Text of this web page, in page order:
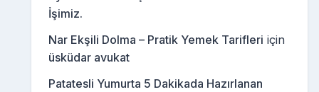
İşimiz.
Nar Ekşili Dolma – Pratik Yemek Tarifleri için
üsküdar avukat
Patatesli Yumurta 5 Dakikada Hazırlanan